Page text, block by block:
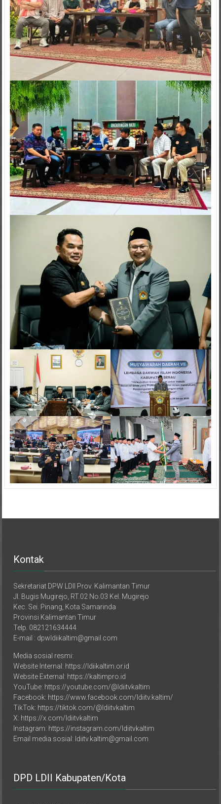
Kontak
Sekretariat DPW LDII Prov. Kalimantan Timur
Jl. Bugis Mugirejo, RT.02 No.03 Kel. Mugirejo
Kec. Sei. Pinang, Kota Samarinda
Provinsi Kalimantan Timur
Telp. 082121634444
E-mail : dpwldiikaltim@gmail.com
Media sosial resmi:
Website Internal: https://ldiikaltim.or.id
Website External: https://kaltimpro.id
YouTube: https://youtube.com/@ldiitvkaltim
Facebook: https://www.facebook.com/ldiitv.kaltim/
TikTok: https://tiktok.com/@ldiitvkaltim
X: https://x.com/ldiitvkaltim
Instagram: https://instagram.com/ldiitvkaltim
Email media sosial: ldiitv.kaltim@gmail.com
DPD LDII Kabupaten/Kota